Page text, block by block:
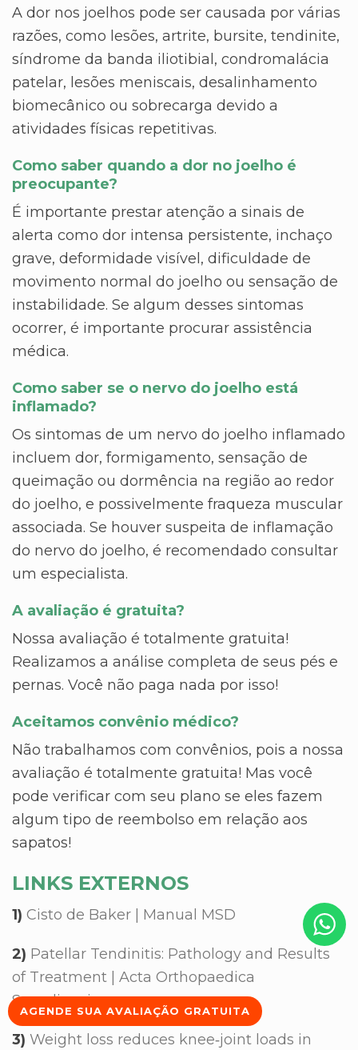
A dor nos joelhos pode ser causada por várias
razões, como lesões, artrite, bursite, tendinite,
síndrome da banda iliotibial, condromalácia
patelar, lesões meniscais, desalinhamento
biomecânico ou sobrecarga devido a
atividades físicas repetitivas.
Como saber quando a dor no joelho é
preocupante?
É importante prestar atenção a sinais de
alerta como dor intensa persistente, inchaço
grave, deformidade visível, dificuldade de
movimento normal do joelho ou sensação de
instabilidade. Se algum desses sintomas
ocorrer, é importante procurar assistência
médica.
Como saber se o nervo do joelho está
inflamado?
Os sintomas de um nervo do joelho inflamado
incluem dor, formigamento, sensação de
queimação ou dormência na região ao redor
do joelho, e possivelmente fraqueza muscular
associada. Se houver suspeita de inflamação
do nervo do joelho, é recomendado consultar
um especialista.
A avaliação é gratuita?
Nossa avaliação é totalmente gratuita!
Realizamos a análise completa de seus pés e
pernas. Você não paga nada por isso!
Aceitamos convênio médico?
Não trabalhamos com convênios, pois a nossa
avaliação é totalmente gratuita! Mas você
pode verificar com seu plano se eles fazem
algum tipo de reembolso em relação aos
sapatos!
LINKS EXTERNOS
1) Cisto de Baker | Manual MSD
2) Patellar Tendinitis: Pathology and Results
of Treatment | Acta Orthopaedica
Scandinavica
3) Weight loss reduces knee‐joint loads in
AGENDE SUA AVALIAÇÃO GRATUITA